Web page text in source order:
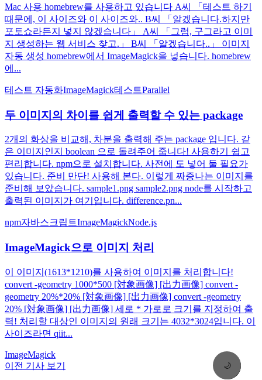
🌙
Mac 사용 homebrew를 사용하고 있습니다 A씨 「테스트 하기
때문에, 이 사이즈와 이 사이즈와.. B씨 「알겠습니다.하지만
포토쇼라든지 넣지 않겠습니다」 A씨 「그럼, 구그라고 이미
지 생성하는 웹 서비스 찾고.」 B씨 「알겠습니다..」 이미지
자동 생성 homebrew에서 ImageMagick을 넣습니다. homebrew
에...
테스트 자동화ImageMagick테스트Parallel
두 이미지의 차이를 쉽게 출력할 수 있는 package
2개의 화상을 비교해, 차분을 출력해 주는 package 입니다. 같
은 이미지인지 boolean 으로 돌려주어 줍니다! 사용하기 쉽고
편리합니다. npm으로 설치합니다. 사전에 도 넣어 둘 필요가
있습니다. 준비 만단! 사용해 본다. 이렇게 짜증나는 이미지를
준비해 보았습니다. sample1.png sample2.png node를 시작하고
출력된 이미지가 여기입니다. difference.pn...
npm자바스크립트ImageMagickNode.js
ImageMagick으로 이미지 처리
이 이미지(1613*1210)를 사용하여 이미지를 처리합니다!
convert -geometry 1000*500 [対象画像] [出力画像] convert -
geometry 20%*20% [対象画像] [出力画像] convert -geometry
20% [対象画像] [出力画像] 세로 * 가로로 크기를 지정하여 출
력! 처리할 대상인 이미지의 원래 크기는 4032*3024입니다. 이
사이즈라면 qiit...
ImageMagick
이전 기사 보기